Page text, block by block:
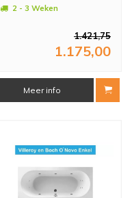
2 - 3 Weken
1.421,75
1.175,00
Meer info